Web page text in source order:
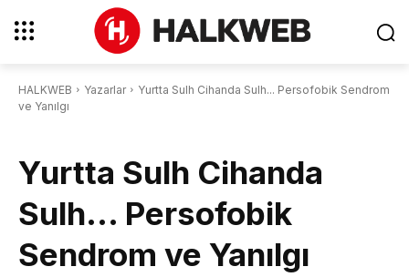
HALKWEB Yazarlar
Yurtta Sulh Cihanda Sulh... Persofobik Sendrom
ve Yanılgı
Yurtta Sulh Cihanda
Sulh… Persofobik
Sendrom ve Yanılgı